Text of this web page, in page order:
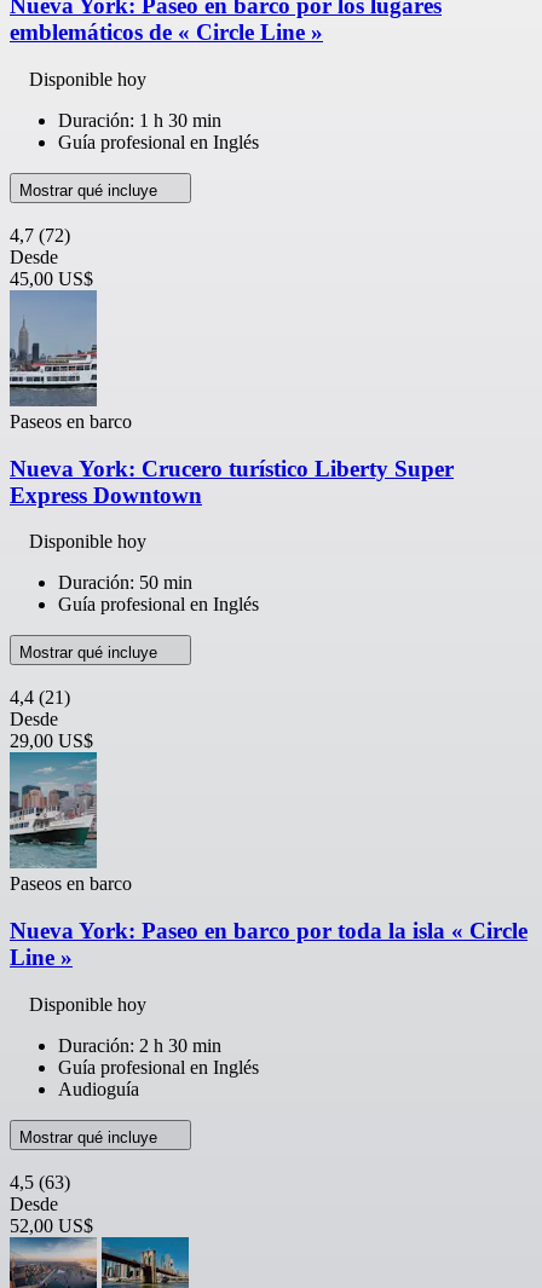
Nueva York: Paseo en barco por los lugares
emblemáticos de « Circle Line »
Disponible hoy
Duración: 1 h 30 min
Guía profesional en Inglés
Mostrar qué incluye
4,7 (72)
Desde
45,00 US$
Paseos en barco
Nueva York: Crucero turístico Liberty Super
Express Downtown
Disponible hoy
Duración: 50 min
Guía profesional en Inglés
Mostrar qué incluye
4,4 (21)
Desde
29,00 US$
Paseos en barco
Nueva York: Paseo en barco por toda la isla « Circle
Line »
Disponible hoy
Duración: 2 h 30 min
Guía profesional en Inglés
Audioguía
Mostrar qué incluye
4,5 (63)
Desde
52,00 US$